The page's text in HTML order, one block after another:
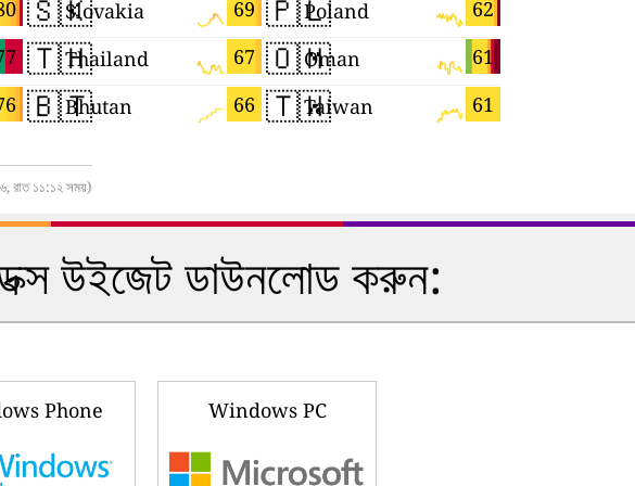
🇸🇰 69
Slovakia
🇹🇭 67
Thailand
🇧🇹 66
Bhutan
🇵🇱 62
Poland
🇴🇲 61
Oman
🇹🇼 61
Taiwan
রাত ১১:১২ সময়)
উইজেট ডাউনলোড করুন:
Phone Windows PC